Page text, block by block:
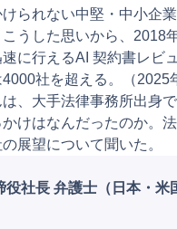
けられない中堅・中小企
うした思いから、2018
に行えるAI 契約書レビ
社を超える。（2025
、大手法律事務所出身
けはなんだったのか。
展望について聞いた。
役社長 弁護士（日本・米